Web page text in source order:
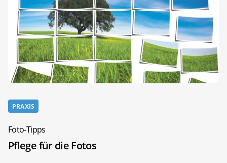
PRAXIS
Foto-Tipps
Pflege für die Fotos